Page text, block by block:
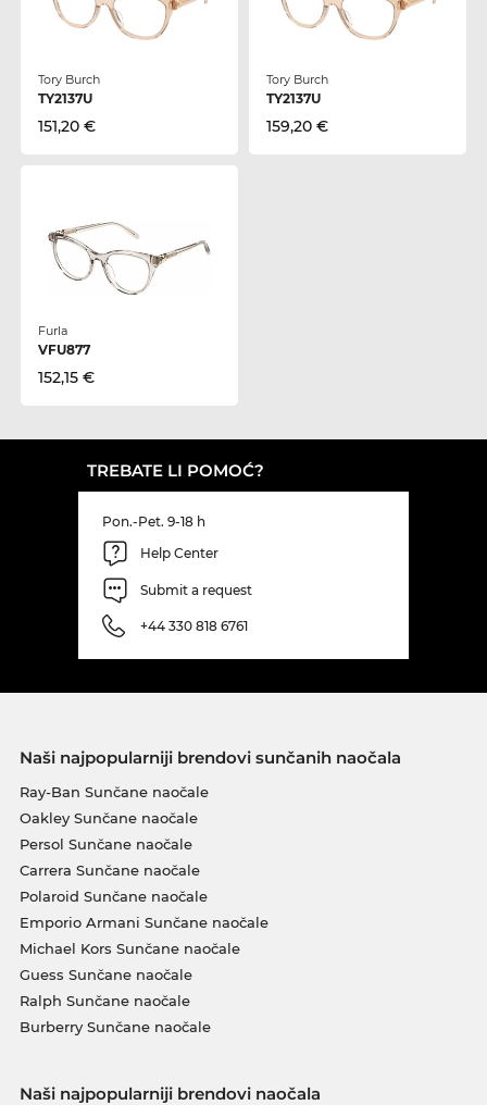
Tory Burch
TY2137U
151,20 €
Tory Burch
TY2137U
159,20 €
Furla
VFU877
152,15 €
TREBATE LI POMOĆ?
Pon.-Pet. 9-18 h
Help Center
Submit a request
+44 330 818 6761
Naši najpopularniji brendovi sunčanih naočala
Ray-Ban Sunčane naočale
Oakley Sunčane naočale
Persol Sunčane naočale
Carrera Sunčane naočale
Polaroid Sunčane naočale
Emporio Armani Sunčane naočale
Michael Kors Sunčane naočale
Guess Sunčane naočale
Ralph Sunčane naočale
Burberry Sunčane naočale
Naši najpopularniji brendovi naočala